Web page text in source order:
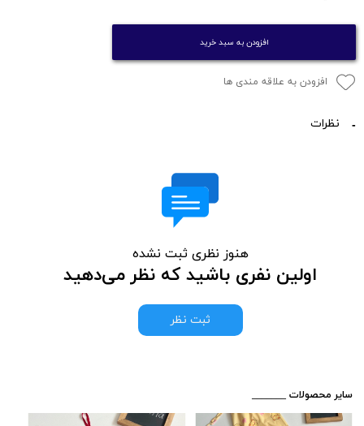
افزودن به سبد خرید
افزودن به علاقه مندی ها
نظرات
هنوز نظری ثبت نشده
اولین نفری باشید که نظر می‌دهید
ثبت نظر
​_______ سایر محصولات